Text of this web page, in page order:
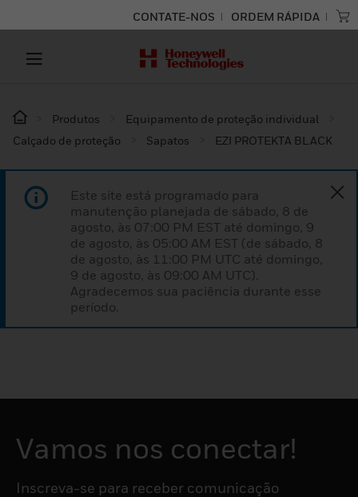
CONTATE-NOS ORDEM RÁPIDA
Produtos
Equipamento de proteção individual
Calçado de proteção
Sapatos EZI PROTEKTA BLACK
Este site está programado para
manutenção planejada de sábado, 8 de
agosto, às 07:00 PM EST até domingo, 9
de agosto, às 05:00 AM EST (de sábado, 8
de agosto, às 11:00 PM UTC até domingo,
9 de agosto, às 09:00 AM UTC).
Agradecemos sua paciência durante esse
período.
Vamos nos conectar!
Inscreva-se para receber comunicação